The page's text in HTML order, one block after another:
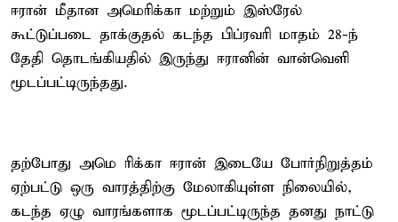
ஈரான் மீதான அமெரிக்கா மற்றும் இஸ்ரேல்
கூட்டுப்படை தாக்குதல் கடந்த பிப்ரவரி மாதம் 28-ந்
தேதி தொடங்கியதில் இருந்து ஈரானின் வான்வெளி
மூடப்பட்டிருந்தது.
தற்போது அமெ ரிக்கா ஈரான் இடையே போர்நிறுத்தம்
ஏற்பட்டு ஒரு வாரத்திற்கு மேலாகியுள்ள நிலையில்,
கடந்த ஏழு வாரங்களாக மூடப்பட்டிருந்த தனது நாட்டு